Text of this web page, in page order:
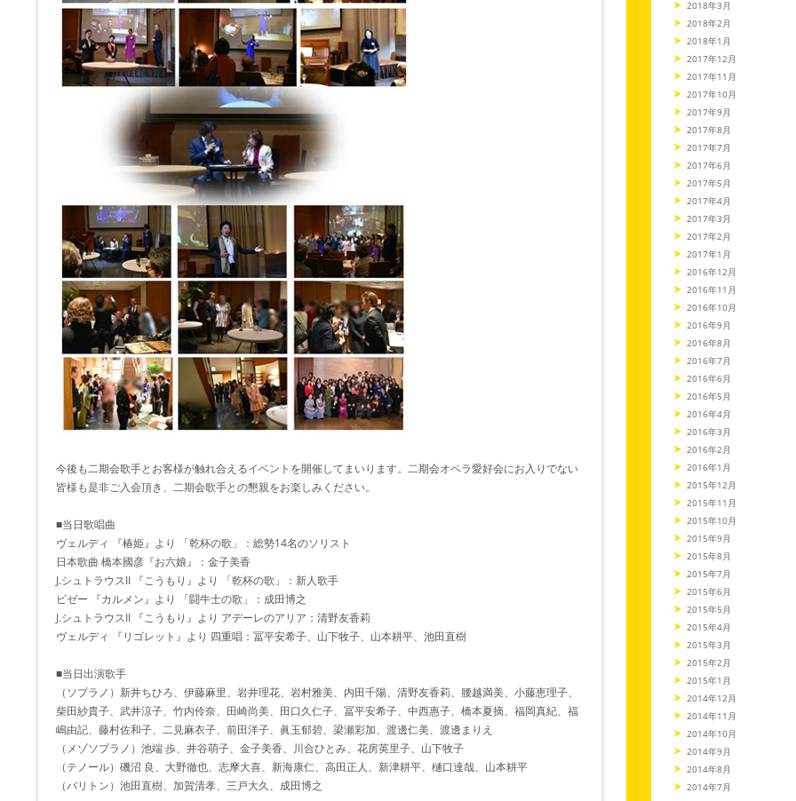
今後も二期会歌手とお客様が触れ合えるイベントを開催してまいります。二期会オペラ愛好会にお入りでない
皆様も是非ご入会頂き、二期会歌手との懇親をお楽しみください。
■当日歌唱曲
ヴェルディ 『椿姫』より 「乾杯の歌」：総勢14名のソリスト
日本歌曲 橋本國彦『お六娘』：金子美香
J.シュトラウスII 『こうもり』より 「乾杯の歌」：新人歌手
ビゼー 『カルメン』より 「闘牛士の歌」：成田博之
J.シュトラウスII 『こうもり』より アデーレのアリア：清野友香莉
ヴェルディ 『リゴレット』より 四重唱：冨平安希子、山下牧子、山本耕平、池田直樹
■当日出演歌手
（ソプラノ）新井ちひろ、伊藤麻里、岩井理花、岩村雅美、内田千陽、清野友香莉、腰越満美、小藤恵理子、
柴田紗貴子、武井涼子、竹内伶奈、田崎尚美、田口久仁子、冨平安希子、中西惠子、橋本夏摘、福岡真紀、福
嶋由記、藤村佐和子、二見麻衣子、前田洋子、眞玉郁碧、梁瀬彩加、渡邊仁美、渡邊まりえ
（メゾソプラノ）池端 歩、井谷萌子、金子美香、川合ひとみ、花房英里子、山下牧子
（テノール）磯沼 良、大野徹也、志摩大喜、新海康仁、高田正人、新津耕平、樋口達哉、山本耕平
（バリトン）池田直樹、加賀清孝、三戸大久、成田博之
2018年3月
2018年2月
2018年1月
2017年12月
2017年11月
2017年10月
2017年9月
2017年8月
2017年7月
2017年6月
2017年5月
2017年4月
2017年3月
2017年2月
2017年1月
2016年12月
2016年11月
2016年10月
2016年9月
2016年8月
2016年7月
2016年6月
2016年5月
2016年4月
2016年3月
2016年2月
2016年1月
2015年12月
2015年11月
2015年10月
2015年9月
2015年8月
2015年7月
2015年6月
2015年5月
2015年4月
2015年3月
2015年2月
2015年1月
2014年12月
2014年11月
2014年10月
2014年9月
2014年8月
2014年7月